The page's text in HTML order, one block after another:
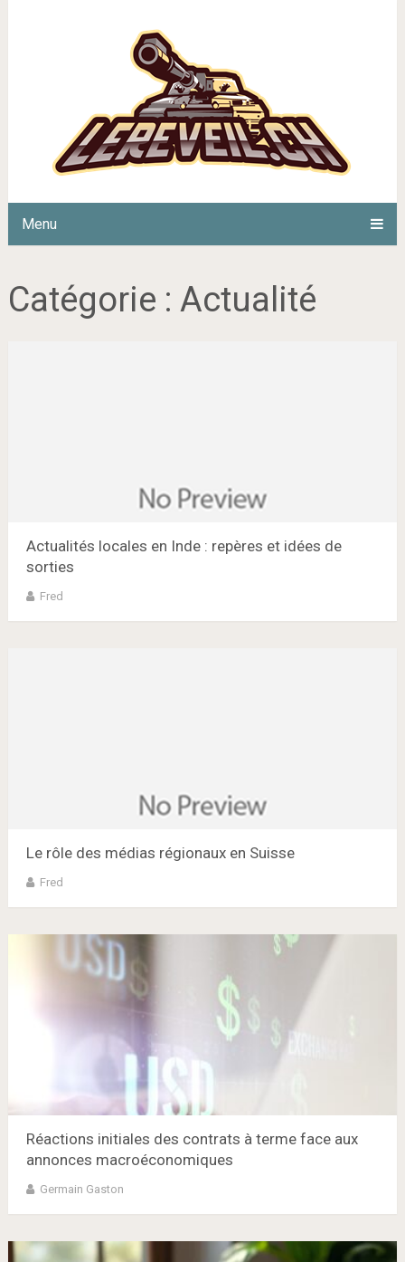
Menu
Catégorie : Actualité
Actualités locales en Inde : repères et idées de
sorties
Fred
Le rôle des médias régionaux en Suisse
Fred
Réactions initiales des contrats à terme face aux
annonces macroéconomiques
Germain Gaston